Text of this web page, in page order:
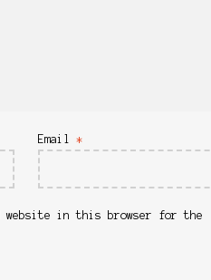
Email*
website in this browser for the